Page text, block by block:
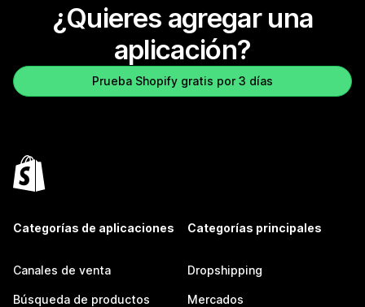
¿Quieres agregar una
aplicación?
Prueba Shopify gratis por 3 días
Categorías de aplicaciones
Canales de venta
Búsqueda de productos
Categorías principales
Dropshipping
Mercados